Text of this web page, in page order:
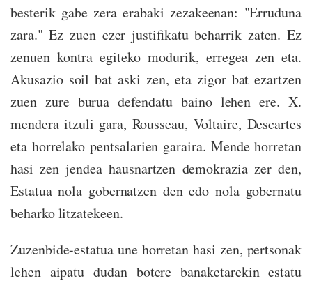
besterik gabe zera erabaki zezakeenan: "Erruduna
zara." Ez zuen ezer justifikatu beharrik zaten. Ez
zenuen kontra egiteko modurik, erregea zen eta.
Akusazio soil bat aski zen, eta zigor bat ezartzen
zuen zure burua defendatu baino lehen ere. X.
mendera itzuli gara, Rousseau, Voltaire, Descartes
eta horrelako pentsalarien garaira. Mende horretan
hasi zen jendea hausnartzen demokrazia zer den,
Estatua nola gobernatzen den edo nola gobernatu
beharko litzatekeen.
Zuzenbide-estatua une horretan hasi zen, pertsonak
lehen aipatu dudan botere banaketarekin estatu